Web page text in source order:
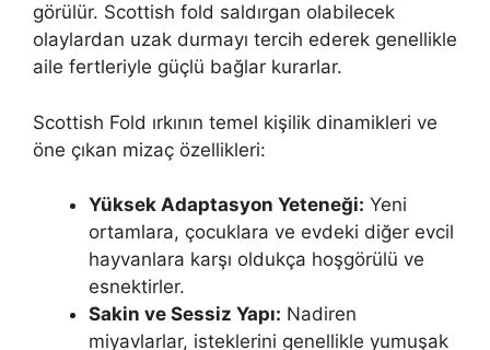
görülür. Scottish fold saldırgan olabilecek
olaylardan uzak durmayı tercih ederek genellikle
aile fertleriyle güçlü bağlar kurarlar.
Scottish Fold ırkının temel kişilik dinamikleri ve
öne çıkan mizaç özellikleri:
Yüksek Adaptasyon Yeteneği: Yeni
ortamlara, çocuklara ve evdeki diğer evcil
hayvanlara karşı oldukça hoşgörülü ve
esnektirler.
Sakin ve Sessiz Yapı: Nadiren
miyavlarlar, isteklerini genellikle yumuşak